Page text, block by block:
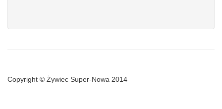
Copyright © Żywiec Super-Nowa 2014